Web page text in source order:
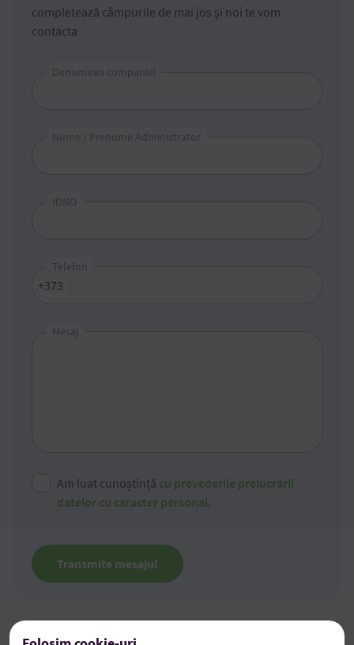
completează câmpurile de mai jos și noi te vom
contacta
Denumirea companiei
Nume / Prenume Administrator
IDNO
+373
Telefon
Mesaj
Am luat cunoștință cu prevederile prelucrării
datelor cu caracter personal.
Transmite mesajul